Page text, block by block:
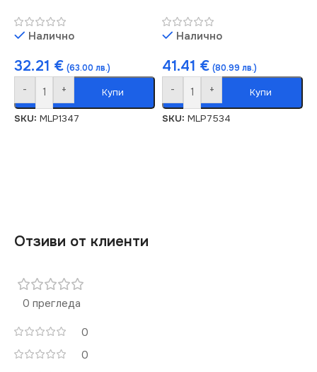
Налично
32.21 € (63.00 лв.)
- + Купи
SKU: MLP1347
Налично
41.41 € (80.99 лв.)
- + Купи
SKU: MLP7534
Отзиви от клиенти
0 прегледа
0
0